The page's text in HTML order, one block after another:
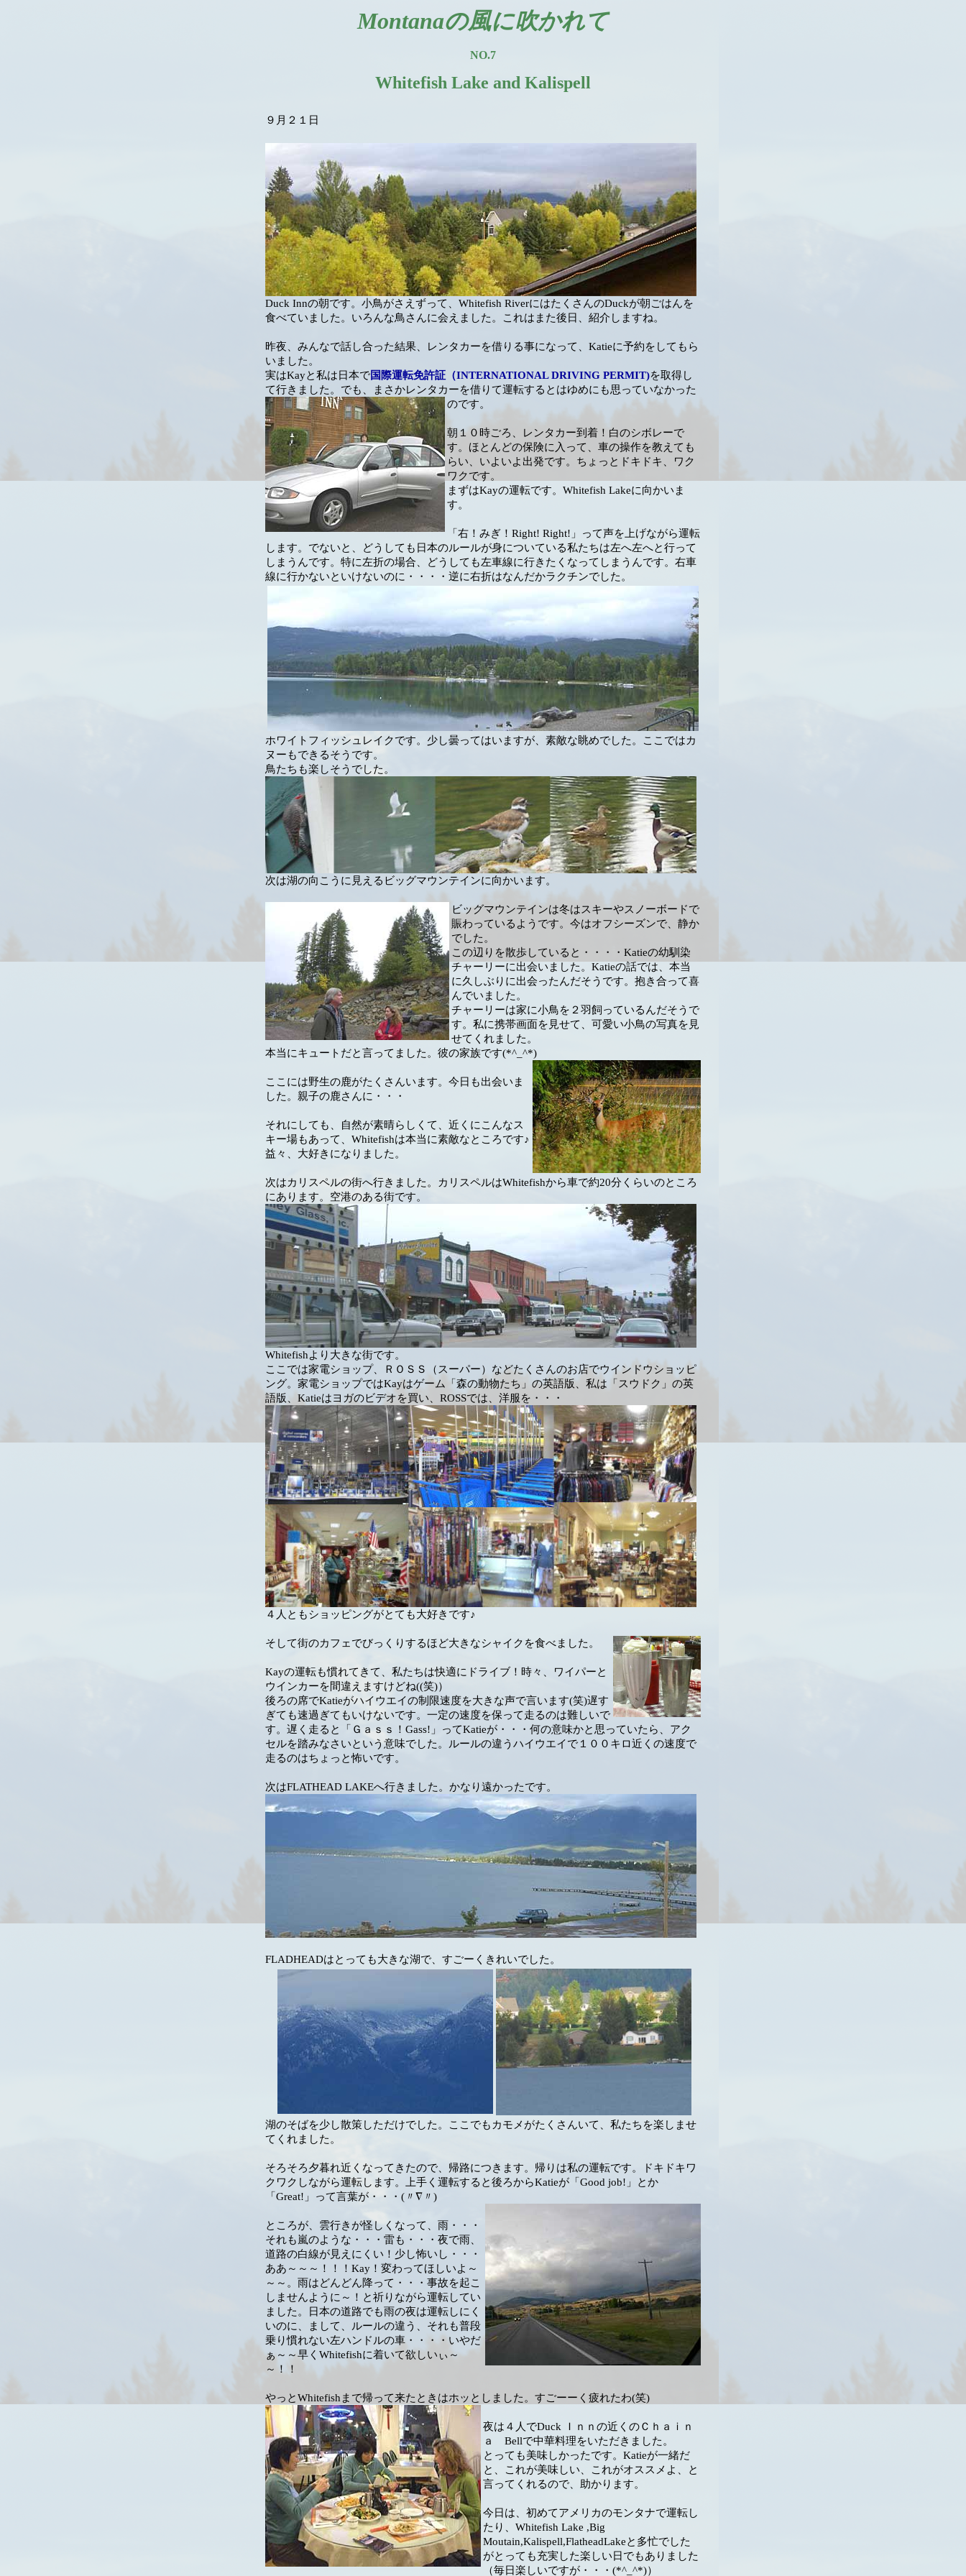
Montanaの風に吹かれて
NO.7
Whitefish Lake and Kalispell
９月２１日
Duck Innの朝です。小鳥がさえずって、Whitefish RiverにはたくさんのDuckが朝ごはんを
食べていました。いろんな鳥さんに会えました。これはまた後日、紹介しますね。
昨夜、みんなで話し合った結果、レンタカーを借りる事になって、Katieに予約をしてもら
いました。
実はKayと私は日本で国際運転免許証（INTERNATIONAL DRIVING PERMIT)を取得し
て行きました。でも、まさかレンタカーを借りて運転するとはゆめにも思っていなかった
のです。
朝１０時ごろ、レンタカー到着！白のシボレーで
す。ほとんどの保険に入って、車の操作を教えても
らい、いよいよ出発です。ちょっとドキドキ、ワク
ワクです。
まずはKayの運転です。Whitefish Lakeに向かいま
す。
「右！みぎ！Right! Right!」って声を上げながら運転
します。でないと、どうしても日本のルールが身についている私たちは左へ左へと行って
しまうんです。特に左折の場合、どうしても左車線に行きたくなってしまうんです。右車
線に行かないといけないのに・・・・逆に右折はなんだかラクチンでした。
ホワイトフィッシュレイクです。少し曇ってはいますが、素敵な眺めでした。ここではカ
ヌーもできるそうです。
鳥たちも楽しそうでした。
次は湖の向こうに見えるビッグマウンテインに向かいます。
ビッグマウンテインは冬はスキーやスノーボードで
賑わっているようです。今はオフシーズンで、静か
でした。
この辺りを散歩していると・・・・Katieの幼馴染
チャーリーに出会いました。Katieの話では、本当
に久しぶりに出会ったんだそうです。抱き合って喜
んでいました。
チャーリーは家に小鳥を２羽飼っているんだそうで
す。私に携帯画面を見せて、可愛い小鳥の写真を見
せてくれました。
本当にキュートだと言ってました。彼の家族です(*^_^*)
ここには野生の鹿がたくさんいます。今日も出会いま
した。親子の鹿さんに・・・
それにしても、自然が素晴らしくて、近くにこんなス
キー場もあって、Whitefishは本当に素敵なところです♪
益々、大好きになりました。
次はカリスペルの街へ行きました。カリスペルはWhitefishから車で約20分くらいのところ
にあります。空港のある街です。
Whitefishより大きな街です。
ここでは家電ショップ、ＲＯＳＳ（スーパー）などたくさんのお店でウインドウショッピ
ング。家電ショップではKayはゲーム「森の動物たち」の英語版、私は「スウドク」の英
語版、Katieはヨガのビデオを買い、ROSSでは、洋服を・・・
４人ともショッピングがとても大好きです♪
そして街のカフェでびっくりするほど大きなシャイクを食べました 。
Kayの運転も慣れてきて、私たちは快適にドライブ！時々、ワイパーと
ウインカーを間違えますけどね((笑)）
後ろの席でKatieがハイウエイの制限速度を大きな声で言います(笑)遅す
ぎても速過ぎてもいけないです。一定の速度を保って走るのは難しいで
す。遅く走ると「Ｇａｓｓ！Gass!」ってKatieが・・・何の意味かと思っていたら、アク
セルを踏みなさいという意味でした。ルールの違うハイウエイで１００キロ近くの速度で
走るのはちょっと怖いです。
次はFLATHEAD LAKEへ行きました。かなり遠かったです。
FLADHEADはとっても大きな湖で、すごーくきれいでした。
湖のそばを少し散策しただけでした。ここでもカモメがたくさんいて、私たちを楽しませ
てくれました。
そろそろ夕暮れ近くなってきたので、帰路につきます。帰りは私の運転です。ドキドキワ
クワクしながら運転します。上手く運転すると後ろからKatieが「Good job!」とか
「Great!」って言葉が・・・(〃∇〃)
ところが、雲行きが怪しくなって、雨・・・
それも嵐のような・・・雷も・・・夜で雨、
道路の白線が見えにくい！少し怖いし・・・
ああ～～～！！！Kay！変わってほしいよ～
～～。雨はどんどん降って・・・事故を起こ
しませんように～！と祈りながら運転してい
ました。日本の道路でも雨の夜は運転しにく
いのに、まして、ルールの違う、それも普段
乗り慣れない左ハンドルの車・・・・いやだ
ぁ～～早くWhitefishに着いて欲しいぃ～
～！！
やっとWhitefishまで帰って来たときはホッとしました。すごーーく疲れたわ(笑)
夜は４人でDuck Ｉｎｎの近くのＣｈａｉｎ
ａ Bellで中華料理をいただきました。
とっても美味しかったです。Katieが一緒だ
と、これが美味しい、これがオススメよ、と
言ってくれるので、助かります。
今日は、初めてアメリカのモンタナで運転し
たり、Whitefish Lake ,Big
Moutain,Kalispell,FlatheadLakeと多忙でした
がとっても充実した楽しい日でもありました
（毎日楽しいですが・・・(*^_^*)）